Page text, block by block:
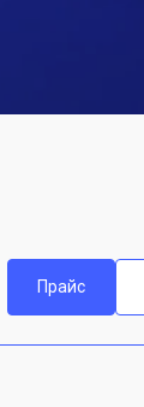
Прайс